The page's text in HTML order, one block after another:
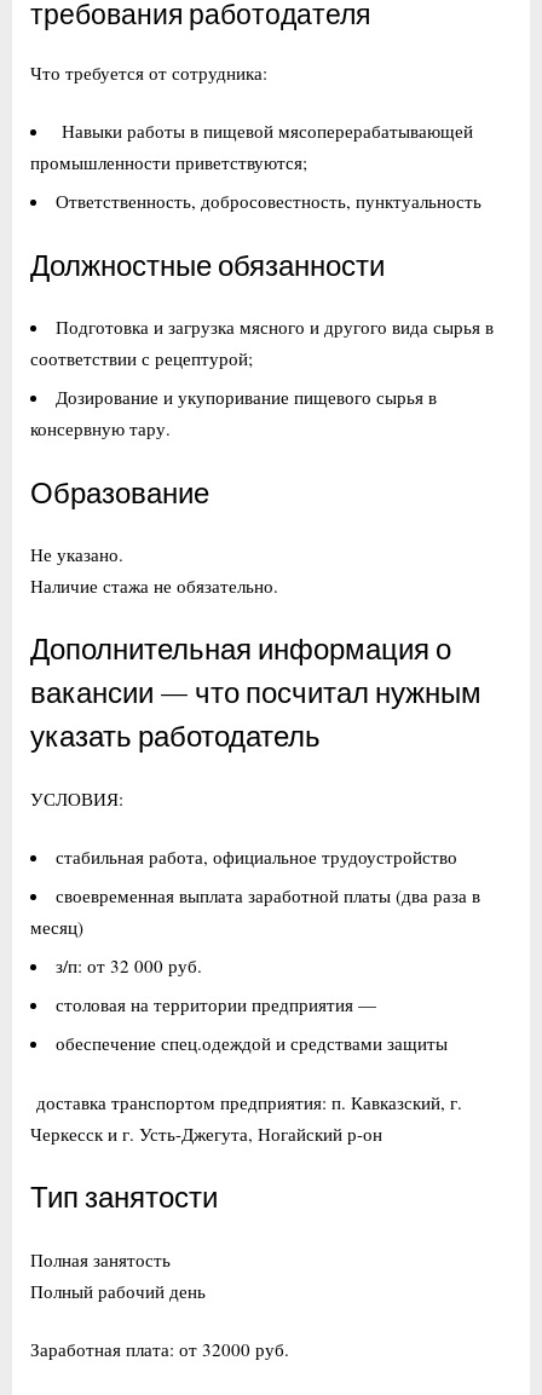
требования работодателя
Что требуется от сотрудника:
Навыки работы в пищевой мясоперерабатывающей
промышленности приветствуются;
Ответственность, добросовестность, пунктуальность
Должностные обязанности
Подготовка и загрузка мясного и другого вида сырья в
соответствии с рецептурой;
Дозирование и укупоривание пищевого сырья в
консервную тару.
Образование
Не указано.
Наличие стажа не обязательно.
Дополнительная информация о
вакансии — что посчитал нужным
указать работодатель
УСЛОВИЯ:
стабильная работа, официальное трудоустройство
своевременная выплата заработной платы (два раза в
месяц)
з/п: от 32 000 руб.
столовая на территории предприятия —
обеспечение спец.одеждой и средствами защиты
доставка транспортом предприятия: п. Кавказский, г.
Черкесск и г. Усть-Джегута, Ногайский р-он
Тип занятости
Полная занятость
Полный рабочий день
Заработная плата: от 32000 руб.